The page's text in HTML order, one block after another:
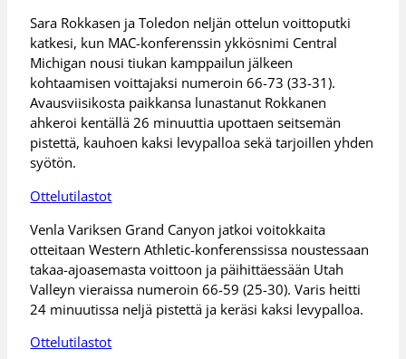
Sara Rokkasen ja Toledon neljän ottelun voittoputki
katkesi, kun MAC-konferenssin ykkösnimi Central
Michigan nousi tiukan kamppailun jälkeen
kohtaamisen voittajaksi numeroin 66-73 (33-31).
Avausviisikosta paikkansa lunastanut Rokkanen
ahkeroi kentällä 26 minuuttia upottaen seitsemän
pistettä, kauhoen kaksi levypalloa sekä tarjoillen yhden
syötön.
Ottelutilastot
Venla Variksen Grand Canyon jatkoi voitokkaita
otteitaan Western Athletic-konferenssissa noustessaan
takaa-ajoasemasta voittoon ja päihittäessään Utah
Valleyn vieraissa numeroin 66-59 (25-30). Varis heitti
24 minuutissa neljä pistettä ja keräsi kaksi levypalloa.
Ottelutilastot